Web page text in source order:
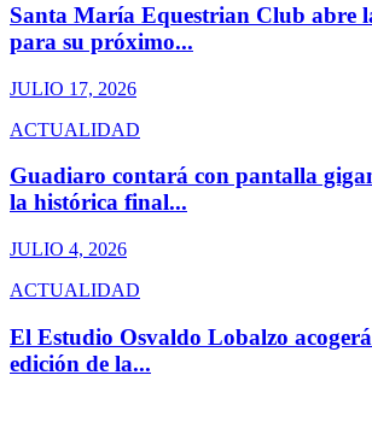
Santa María Equestrian Club abre
para su próximo...
JULIO 17, 2026
ACTUALIDAD
Guadiaro contará con pantalla
la histórica final...
JULIO 4, 2026
ACTUALIDAD
El Estudio Osvaldo Lobalzo
edición de la...